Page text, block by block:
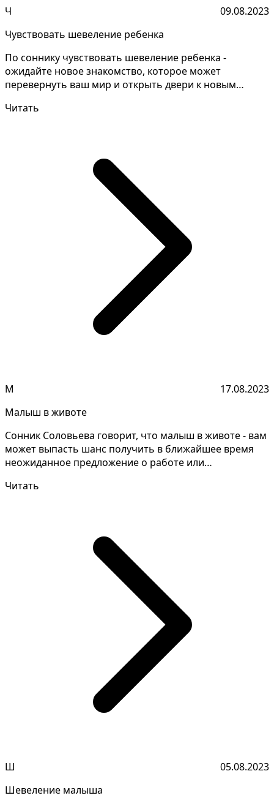
Ч
09.08.2023
Чувствовать шевеление ребенка
По соннику чувствовать шевеление ребенка -
ожидайте новое знакомство, которое может
перевернуть ваш мир и открыть двери к новым
Читать
М
17.08.2023
Малыш в животе
Сонник Соловьева говорит, что малыш в животе - вам
может выпасть шанс получить в ближайшее время
неожиданное предложение о работе или
Читать
Ш
05.08.2023
Шевеление малыша